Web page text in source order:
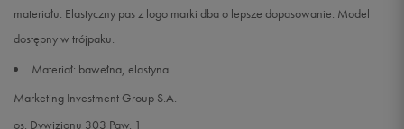
materiału. Elastyczny pas z logo marki dba o lepsze dopasowanie. Model
dostępny w trójpaku.
Materiał: bawełna, elastyna
Marketing Investment Group S.A.
os. Dywizjonu 303 Paw. 1